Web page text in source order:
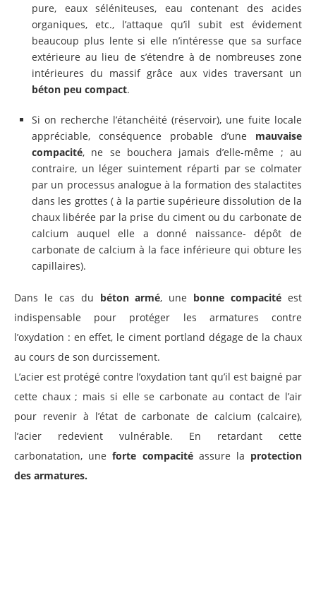
pure, eaux séléniteuses, eau contenant des acides
organiques, etc., l’attaque qu’il subit est évidement
beaucoup plus lente si elle n’intéresse que sa surface
extérieure au lieu de s’étendre à de nombreuses zone
intérieures du massif grâce aux vides traversant un
béton peu compact.
Si on recherche l’étanchéité (réservoir), une fuite locale
appréciable, conséquence probable d’une mauvaise
compacité, ne se bouchera jamais d’elle-même ; au
contraire, un léger suintement réparti par se colmater
par un processus analogue à la formation des stalactites
dans les grottes ( à la partie supérieure dissolution de la
chaux libérée par la prise du ciment ou du carbonate de
calcium auquel elle a donné naissance- dépôt de
carbonate de calcium à la face inférieure qui obture les
capillaires).
Dans le cas du béton armé, une bonne compacité est
indispensable pour protéger les armatures contre
l’oxydation : en effet, le ciment portland dégage de la chaux
au cours de son durcissement.
L’acier est protégé contre l’oxydation tant qu’il est baigné par
cette chaux ; mais si elle se carbonate au contact de l’air
pour revenir à l’état de carbonate de calcium (calcaire),
l’acier redevient vulnérable. En retardant cette
carbonatation, uneforte compacitéassure la protection
des armatures.